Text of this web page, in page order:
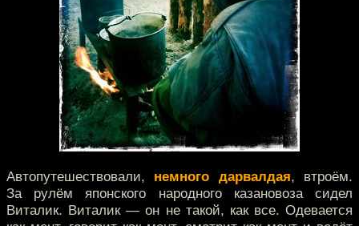
Автопутешествовали, немного дарвалдая, втроём.
За рулём японского народного казановоза сидел
Виталик. Виталик — он не такой, как все. Одевается